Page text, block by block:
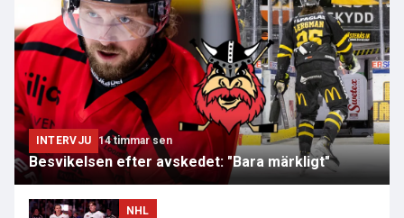
INTERVJU 14 timmar sen
Besvikelsen efter avskedet: "Bara märkligt"
NHL